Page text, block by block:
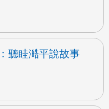
聽眭澔平說故事